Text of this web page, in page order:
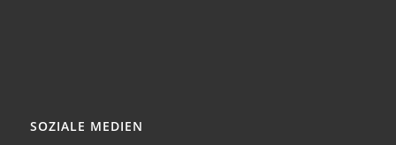
SOZIALE MEDIEN